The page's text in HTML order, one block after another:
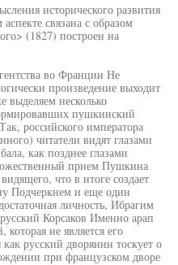
исторического развития
связана с образом
(1827) построен на
во Франции Не
произведение выходит
несколько
пушкинский
российского императора
читатели видят глазами
как позднее глазами
прием Пушкина
что в итоге создает
Подчеркнем и еще один
личность, Ибрагим
Корсаков Именно арап
которая не является его
русский дворянин тоскует о
при французском дворе